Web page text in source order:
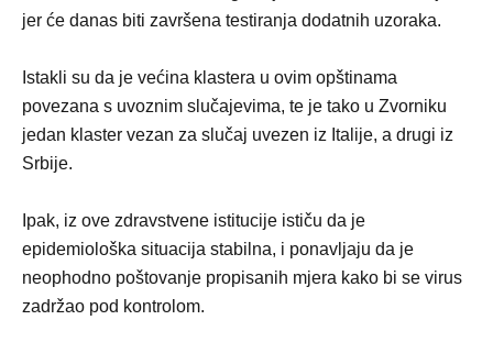
jer će danas biti završena testiranja dodatnih uzoraka.
Istakli su da je većina klastera u ovim opštinama
povezana s uvoznim slučajevima, te je tako u Zvorniku
jedan klaster vezan za slučaj uvezen iz Italije, a drugi iz
Srbije.
Ipak, iz ove zdravstvene istitucije ističu da je
epidemiološka situacija stabilna, i ponavljaju da je
neophodno poštovanje propisanih mjera kako bi se virus
zadržao pod kontrolom.